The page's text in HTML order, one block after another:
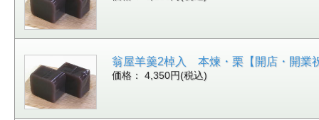
翁屋羊羹2棹入 本煉・栗【開店・開業
価格： 4,350円(税込)